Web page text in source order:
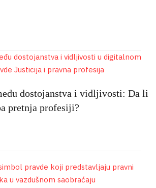
dostojanstva i vidljivosti: Da li
pretnja profesiji?